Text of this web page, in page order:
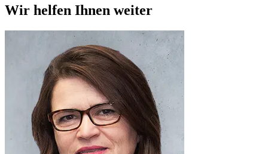
Wir helfen Ihnen weiter